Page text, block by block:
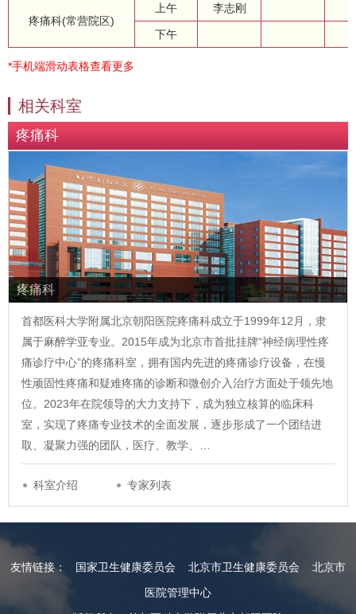
疼痛科(常营院区)
上午 李志刚
下午
*手机端滑动表格查看更多
相关科室
疼痛科
疼痛科
首都医科大学附属北京朝阳医院疼痛科成立于1999年12月，隶
属于麻醉学亚专业。2015年成为北京市首批挂牌“神经病理性疼
痛诊疗中心”的疼痛科室，拥有国内先进的疼痛诊疗设备，在慢
性顽固性疼痛和疑难疼痛的诊断和微创介入治疗方面处于领先地
位。2023年在院领导的大力支持下，成为独立核算的临床科
室，实现了疼痛专业技术的全面发展，逐步形成了一个团结进
取、凝聚力强的团队，医疗、教学、…
科室介绍 专家列表
友情链接： 国家卫生健康委员会 北京市卫生健康委员会
北京市
医院管理中心